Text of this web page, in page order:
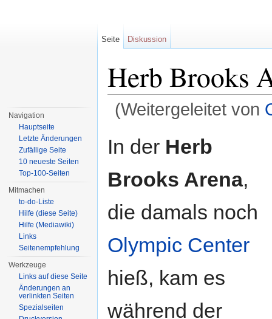
Herb Brooks
(Weitergeleitet von
In der Herb
Brooks Arena,
die damals noch
Olympic Center
hieß, kam es
während der
Seite Diskussion
Navigation
Hauptseite
Letzte Änderungen
Zufällige Seite
10 neueste Seiten
Top-100-Seiten
Mitmachen
to-do-Liste
Hilfe (diese Seite)
Hilfe (Mediawiki)
Links
Seitenempfehlung
Werkzeuge
Links auf diese Seite
Änderungen an
verlinkten Seiten
Spezialseiten